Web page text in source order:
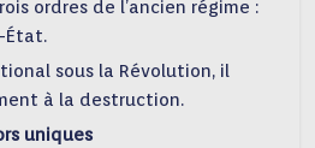
ordres de l’ancien régime :
État.
sous la Révolution, il
à la destruction.
uniques